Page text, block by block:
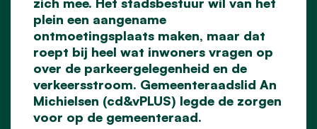
plein een aangename
ontmoetingsplaats maken, maar dat
roept bij heel wat inwoners vragen op
over de parkeergelegenheid en de
verkeersstroom. Gemeenteraadslid An
Michielsen (cd&vPLUS) legde de zorgen
voor op de gemeenteraad.